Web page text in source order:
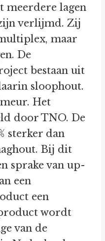
meerdere lagen
verlijmd. Zij
maar
De
bestaan uit
sloophout.
Het
door TNO. De
sterker dan
Bij dit
sprake van up-
een
een
wordt
van de